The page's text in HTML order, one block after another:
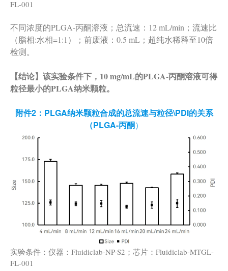
FL-001
不同浓度的PLGA-丙酮溶液；总流速：12 mL/min；流速比
（脂相:水相=1:1）；前废液：0.5 mL；超纯水稀释至10倍
检测。
【结论】该实验条件下，10 mg/mL的PLGA-丙酮溶液可得
粒径最小的PLGA纳米颗粒。
附件2：PLGA纳米颗粒合成的总流速与粒径\PDI的关系
（PLGA-丙酮）
实验条件：仪器：Fluidiclab-NP-S2；芯片：Fluidiclab-MTGL-
FL-001